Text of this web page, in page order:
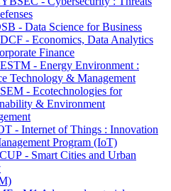
- Data Science for Business
- Economics, Data Analytics
Finance
- Energy Environment :
Technology & Management
- Ecotechnologies for
& Environment
- Internet of Things : Innovation
Program (IoT)
- Smart Cities and Urban